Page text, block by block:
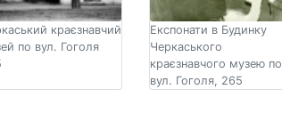
краєзнавчий
по вул. Гоголя
Експонати в Будинку
Черкаського
краєзнавчого музею по
вул. Гоголя, 265